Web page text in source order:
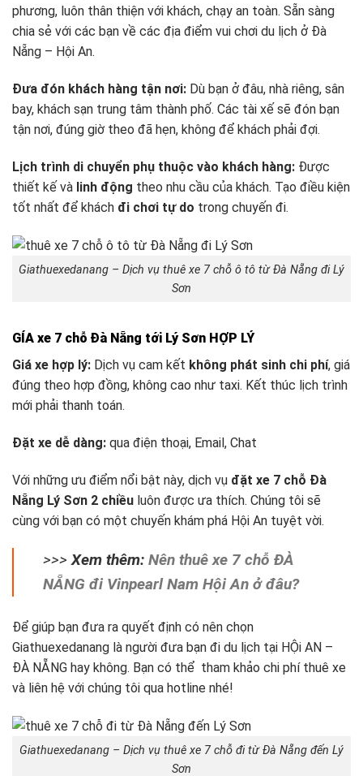
phương, luôn thân thiện với khách, chạy an toàn. Sẵn sàng
chia sẻ với các bạn về các địa điểm vui chơi du lịch ở Đà
Nẵng – Hội An.
Đưa đón khách hàng tận nơi: Dù bạn ở đâu, nhà riêng, sân
bay, khách sạn trung tâm thành phố. Các tài xế sẽ đón bạn
tận nơi, đúng giờ theo đã hẹn, không để khách phải đợi.
Lịch trình di chuyển phụ thuộc vào khách hàng: Được
thiết kế và linh động theo nhu cầu của khách. Tạo điều kiện
tốt nhất để khách đi chơi tự do trong chuyến đi.
Giathuexedanang – Dịch vụ thuê xe 7 chỗ ô tô từ Đà Nẵng đi Lý
Sơn
GÍA xe 7 chỗ Đà Nẵng tới Lý Sơn HỢP LÝ
Giá xe hợp lý: Dịch vụ cam kết không phát sinh chi phí, giá
đúng theo hợp đồng, không cao như taxi. Kết thúc lịch trình
mới phải thanh toán.
Đặt xe dễ dàng: qua điện thoại, Email, Chat
Với những ưu điểm nổi bật này, dịch vụ đặt xe 7 chỗ Đà
Nẵng Lý Sơn 2 chiều luôn được ưa thích. Chúng tôi sẽ
cùng với bạn có một chuyến khám phá Hội An tuyệt vời.
>>>Xem thêm: Nên thuê xe 7 chỗ ĐÀ
NẴNG đi Vinpearl Nam Hội An ở đâu?
Để giúp bạn đưa ra quyết định có nên chọn
Giathuexedanang là người đưa bạn đi du lịch tại HỘi AN –
ĐÀ NẴNG hay không. Bạn có thể tham khảo chi phí thuê xe
và liên hệ với chúng tôi qua hotline nhé!
Giathuexedanang – Dịch vụ thuê xe 7 chỗ đi từ Đà Nẵng đến Lý
Sơn